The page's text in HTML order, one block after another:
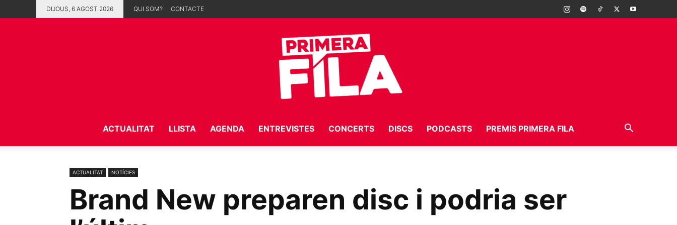
DIJOUS, 6 AGOST 2026 QUI SOM? CONTACTE
Fila
ACTUALITAT LLISTA AGENDA ENTREVISTES CONCERTS DISCS PODCASTS PREMIS PRIMERA FILA
ACTUALITAT NOTÍCIES
Brand New preparen disc i podria ser